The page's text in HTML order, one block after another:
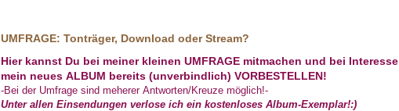
UMFRAGE: Tonträger, Download oder Stream?
Hier kannst Du bei meiner kleinen UMFRAGE mitmachen und bei Interesse
mein neues ALBUM bereits (unverbindlich) VORBESTELLEN!
-Bei der Umfrage sind meherer Antworten/Kreuze möglich!-
Unter allen Einsendungen verlose ich ein kostenloses Album-Exemplar!:)